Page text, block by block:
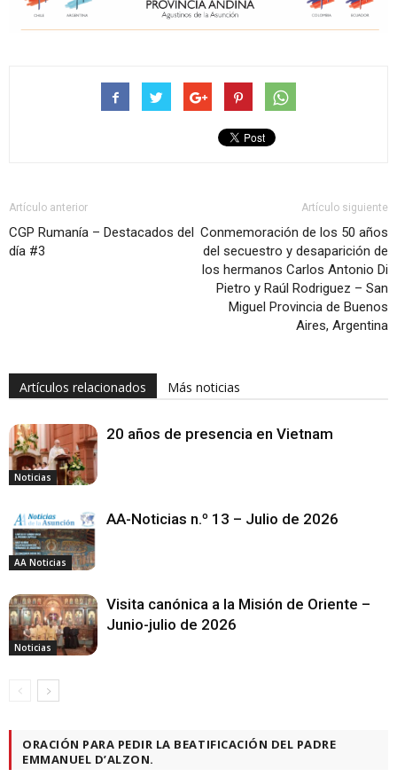
Artículo anterior
CGP Rumanía – Destacados del
día #3
Artículo siguiente
Conmemoración de los 50 años
del secuestro y desaparición de
los hermanos Carlos Antonio Di
Pietro y Raúl Rodriguez – San
Miguel Provincia de Buenos
Aires, Argentina
Artículos relacionados Más noticias
Noticias
20 años de presencia en Vietnam
AA Noticias
AA-Noticias n.º 13 – Julio de 2026
Noticias
Visita canónica a la Misión de Oriente –
Junio-julio de 2026
ORACIÓN PARA PEDIR LA BEATIFICACIÓN DEL PADRE
EMMANUEL D’ALZON.